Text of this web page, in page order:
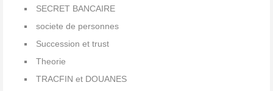
SECRET BANCAIRE
societe de personnes
Succession et trust
Theorie
TRACFIN et DOUANES